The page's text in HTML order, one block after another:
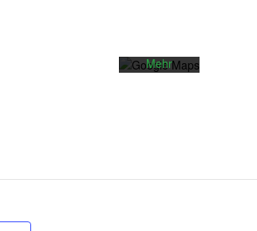
Mehr
Maps immer